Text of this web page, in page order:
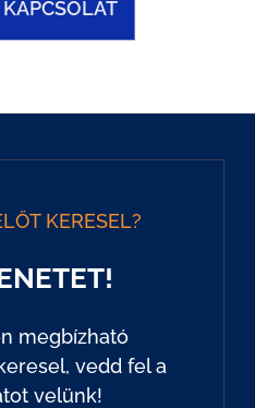
KAPCSOLAT
KERESEL?
megbízható
vedd fel a
velünk!